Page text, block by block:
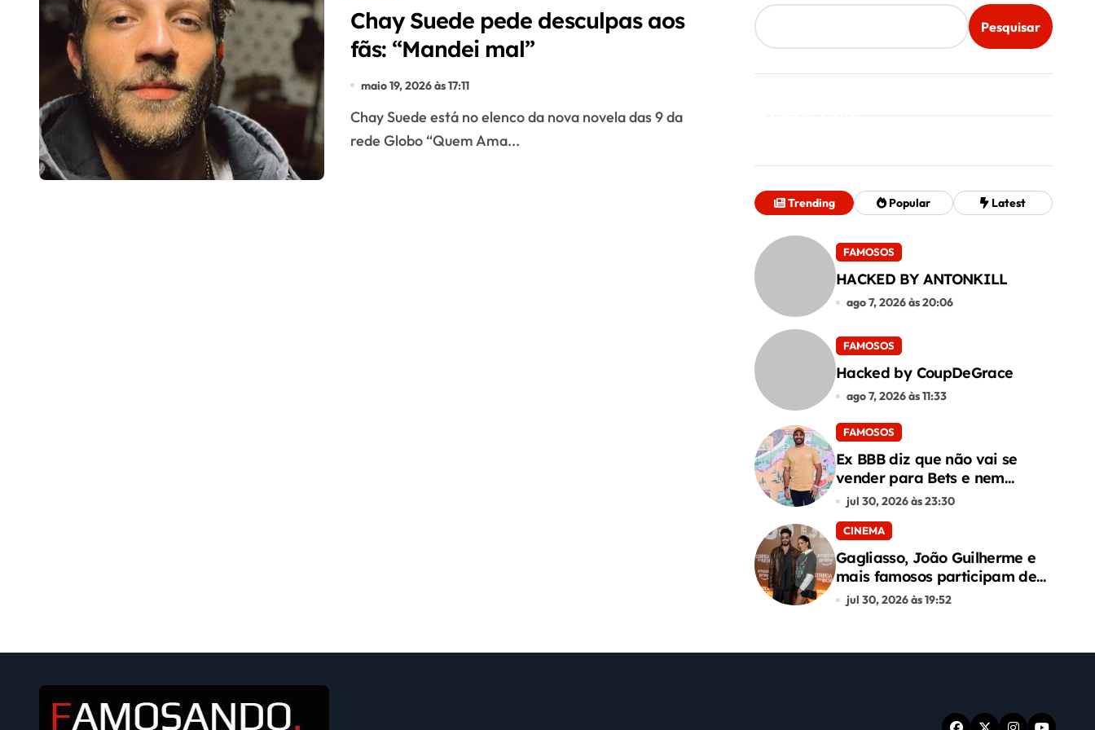
Chay Suede pede desculpas aos
fãs: “Mandei mal”
maio 19, 2026 às 17:11
Chay Suede está no elenco da nova novela das 9 da
rede Globo “Quem Ama...
Pesquisar
Trending Popular Latest
FAMOSOS
HACKED BY ANTONKILL
ago 7, 2026 às 20:06
FAMOSOS
Hacked by CoupDeGrace
ago 7, 2026 às 11:33
FAMOSOS
Ex BBB diz que não vai se
vender para Bets e nem
conteúdo adulto
jul 30, 2026 às 23:30
CINEMA
Gagliasso, João Guilherme e
mais famosos participam de
premiere de “Corrida dos
jul 30, 2026 às 19:52